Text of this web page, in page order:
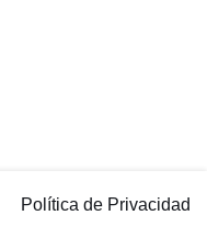
Política de Privacidad